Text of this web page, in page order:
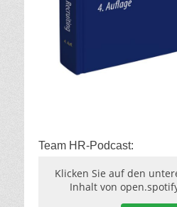
Team HR-Podcast:
Klicken Sie auf den
Inhalt von